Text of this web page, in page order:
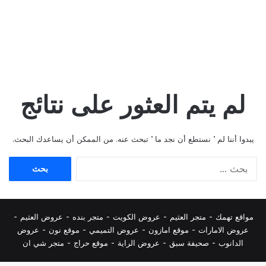
لم يتم العثور على نتائج
يبدوا أننا لم ’ نستطع أن نجد ما ’ تبحث عنه. من الممكن أن يساعدك البحث.
مواقع تهمك - متجر العثيم - عروض الكويت - متجر بنده - عروض العثيم -
عروض الامارات - موقع امازون - عروض التميمي - موقع نون - عروض
الدانوب - صحيفة سبق - عروض الراية - موقع حراج - متجر شي ان